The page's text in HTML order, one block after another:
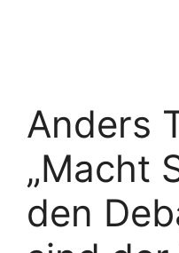
Anders
„Macht
den